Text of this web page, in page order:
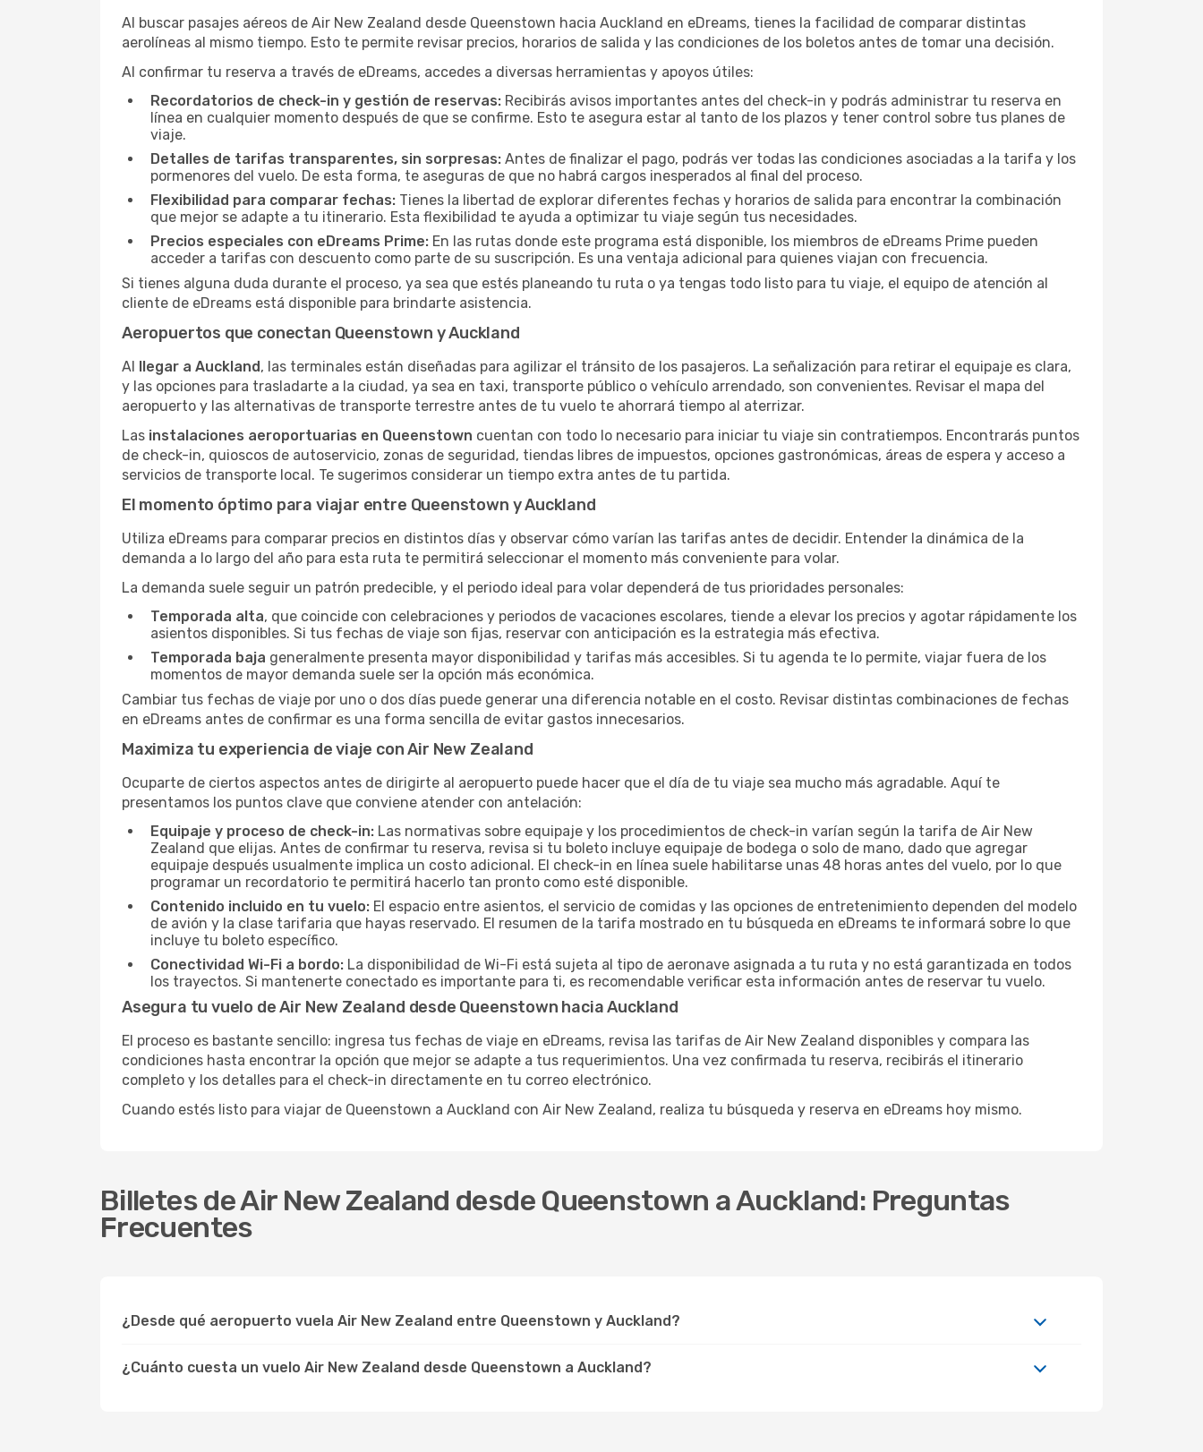
Al buscar pasajes aéreos de Air New Zealand desde Queenstown hacia Auckland en eDreams, tienes la facilidad de comparar distintas
aerolíneas al mismo tiempo. Esto te permite revisar precios, horarios de salida y las condiciones de los boletos antes de tomar una decisión.
Al confirmar tu reserva a través de eDreams, accedes a diversas herramientas y apoyos útiles:
Recordatorios de check-in y gestión de reservas: Recibirás avisos importantes antes del check-in y podrás administrar tu reserva en
línea en cualquier momento después de que se confirme. Esto te asegura estar al tanto de los plazos y tener control sobre tus planes de
viaje.
Detalles de tarifas transparentes, sin sorpresas: Antes de finalizar el pago, podrás ver todas las condiciones asociadas a la tarifa y los
pormenores del vuelo. De esta forma, te aseguras de que no habrá cargos inesperados al final del proceso.
Flexibilidad para comparar fechas: Tienes la libertad de explorar diferentes fechas y horarios de salida para encontrar la combinación
que mejor se adapte a tu itinerario. Esta flexibilidad te ayuda a optimizar tu viaje según tus necesidades.
Precios especiales con eDreams Prime: En las rutas donde este programa está disponible, los miembros de eDreams Prime pueden
acceder a tarifas con descuento como parte de su suscripción. Es una ventaja adicional para quienes viajan con frecuencia.
Si tienes alguna duda durante el proceso, ya sea que estés planeando tu ruta o ya tengas todo listo para tu viaje, el equipo de atención al
cliente de eDreams está disponible para brindarte asistencia.
Aeropuertos que conectan Queenstown y Auckland
Al llegar a Auckland, las terminales están diseñadas para agilizar el tránsito de los pasajeros. La señalización para retirar el equipaje es clara,
y las opciones para trasladarte a la ciudad, ya sea en taxi, transporte público o vehículo arrendado, son convenientes. Revisar el mapa del
aeropuerto y las alternativas de transporte terrestre antes de tu vuelo te ahorrará tiempo al aterrizar.
Las instalaciones aeroportuarias en Queenstown cuentan con todo lo necesario para iniciar tu viaje sin contratiempos. Encontrarás puntos
de check-in, quioscos de autoservicio, zonas de seguridad, tiendas libres de impuestos, opciones gastronómicas, áreas de espera y acceso a
servicios de transporte local. Te sugerimos considerar un tiempo extra antes de tu partida.
El momento óptimo para viajar entre Queenstown y Auckland
Utiliza eDreams para comparar precios en distintos días y observar cómo varían las tarifas antes de decidir. Entender la dinámica de la
demanda a lo largo del año para esta ruta te permitirá seleccionar el momento más conveniente para volar.
La demanda suele seguir un patrón predecible, y el periodo ideal para volar dependerá de tus prioridades personales:
Temporada alta, que coincide con celebraciones y periodos de vacaciones escolares, tiende a elevar los precios y agotar rápidamente los
asientos disponibles. Si tus fechas de viaje son fijas, reservar con anticipación es la estrategia más efectiva.
Temporada baja generalmente presenta mayor disponibilidad y tarifas más accesibles. Si tu agenda te lo permite, viajar fuera de los
momentos de mayor demanda suele ser la opción más económica.
Cambiar tus fechas de viaje por uno o dos días puede generar una diferencia notable en el costo. Revisar distintas combinaciones de fechas
en eDreams antes de confirmar es una forma sencilla de evitar gastos innecesarios.
Maximiza tu experiencia de viaje con Air New Zealand
Ocuparte de ciertos aspectos antes de dirigirte al aeropuerto puede hacer que el día de tu viaje sea mucho más agradable. Aquí te
presentamos los puntos clave que conviene atender con antelación:
Equipaje y proceso de check-in: Las normativas sobre equipaje y los procedimientos de check-in varían según la tarifa de Air New
Zealand que elijas. Antes de confirmar tu reserva, revisa si tu boleto incluye equipaje de bodega o solo de mano, dado que agregar
equipaje después usualmente implica un costo adicional. El check-in en línea suele habilitarse unas 48 horas antes del vuelo, por lo que
programar un recordatorio te permitirá hacerlo tan pronto como esté disponible.
Contenido incluido en tu vuelo: El espacio entre asientos, el servicio de comidas y las opciones de entretenimiento dependen del modelo
de avión y la clase tarifaria que hayas reservado. El resumen de la tarifa mostrado en tu búsqueda en eDreams te informará sobre lo que
incluye tu boleto específico.
Conectividad Wi-Fi a bordo: La disponibilidad de Wi-Fi está sujeta al tipo de aeronave asignada a tu ruta y no está garantizada en todos
los trayectos. Si mantenerte conectado es importante para ti, es recomendable verificar esta información antes de reservar tu vuelo.
Asegura tu vuelo de Air New Zealand desde Queenstown hacia Auckland
El proceso es bastante sencillo: ingresa tus fechas de viaje en eDreams, revisa las tarifas de Air New Zealand disponibles y compara las
condiciones hasta encontrar la opción que mejor se adapte a tus requerimientos. Una vez confirmada tu reserva, recibirás el itinerario
completo y los detalles para el check-in directamente en tu correo electrónico.
Cuando estés listo para viajar de Queenstown a Auckland con Air New Zealand, realiza tu búsqueda y reserva en eDreams hoy mismo.
Billetes de Air New Zealand desde Queenstown a Auckland: Preguntas
Frecuentes
¿Desde qué aeropuerto vuela Air New Zealand entre Queenstown y Auckland?
¿Cuánto cuesta un vuelo Air New Zealand desde Queenstown a Auckland?